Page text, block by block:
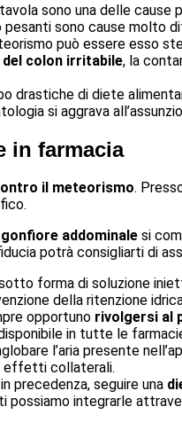
sono una delle cause
pesanti sono cause molto
può essere esso
del colon irritabile, la
drastiche di diete
si aggrava
in farmacia
il meteorismo.
addominale si
potrà consigliarti di
forma di soluzione
della ritenzione
opportuno rivolgersi al
in tutte le
l’aria presente
effetti collaterali.
precedenza, seguire una
possiamo integrarle